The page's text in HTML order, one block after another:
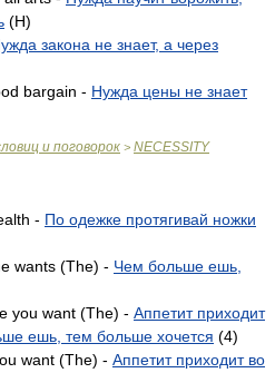
(H)
закона не знает, а через
bargain - Нужда цены не знает
и поговорок > NECESSITY
- По одежке протягивай ножки
wants (The) - Чем больше ешь,
you want (The) - Аппетит приходит
ешь, тем больше хочется (4)
want (The) - Аппетит приходит во